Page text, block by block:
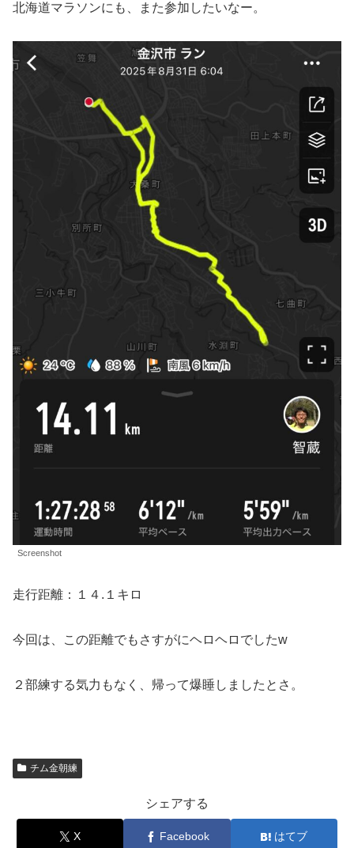
北海道マラソンにも、また参加したいなー。
Screenshot
走行距離：１４.１キロ
今回は、この距離でもさすがにヘロヘロでしたw
２部練する気力もなく、帰って爆睡しましたとさ。
チム金朝練
シェアする
X Facebook はてブ